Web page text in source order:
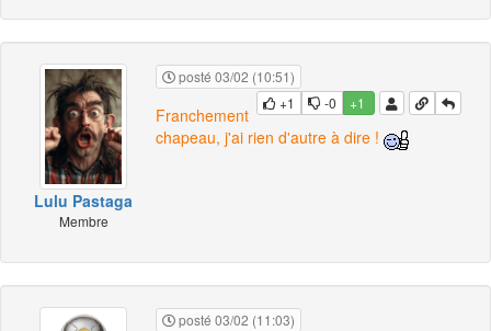
Lulu Pastaga
Membre
posté 03/02 (10:51)
+1
-0 +1
Franchement
chapeau, j'ai rien d'autre à dire !
posté 03/02 (11:03)